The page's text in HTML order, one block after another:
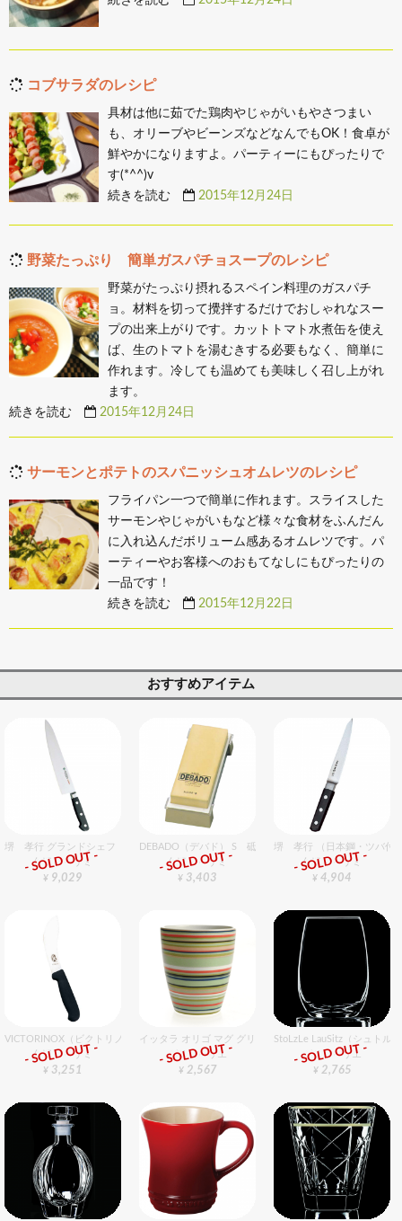
コブサラダのレシピ
具材は他に茹でた鶏肉やじゃがいもやさつまい
も、オリーブやビーンズなどなんでもOK！食卓が
鮮やかになりますよ。パーティーにもぴったりで
す(*^^)v
続きを読む
2015年12月24日
野菜たっぷり 簡単ガスパチョスープのレシピ
野菜がたっぷり摂れるスペイン料理のガスパチ
ョ。材料を切って攪拌するだけでおしゃれなスー
プの出来上がりです。カットトマト水煮缶を使え
ば、生のトマトを湯むきする必要もなく、簡単に
作れます。冷しても温めても美味しく召し上がれ
ます。
続きを読む
2015年12月24日
サーモンとポテトのスパニッシュオムレツのレシピ
フライパン一つで簡単に作れます。スライスした
サーモンやじゃがいもなど様々な食材をふんだん
に入れ込んだボリューム感あるオムレツです。パ
ーティーやお客様へのおもてなしにもぴったりの
一品です！
続きを読む
2015年12月22日
おすすめアイテム
堺 孝行 グランドシェフ 牛刀 21cm
包丁・ハサミ
¥ 9,029
- SOLD OUT -
DEBADO（デバド） S 砥石 No1200S 中砥（＃1000）
包丁・ハサミ
¥ 3,403
- SOLD OUT -
堺 孝行 （日本鋼・ツバ
包丁・ハサミ
¥ 4,904
- SOLD OUT -
VICTORINOX（ビクトリノックス） 皮ハギ 15cm
包丁・ハサミ
¥ 3,251
- SOLD OUT -
イッタラ オリゴ マグ グリーン 250cc
グラスバリエ
¥ 2,567
- SOLD OUT -
StoLzLe LauSitz（シュトル
グラスバリエ
¥ 2,765
- SOLD OUT -